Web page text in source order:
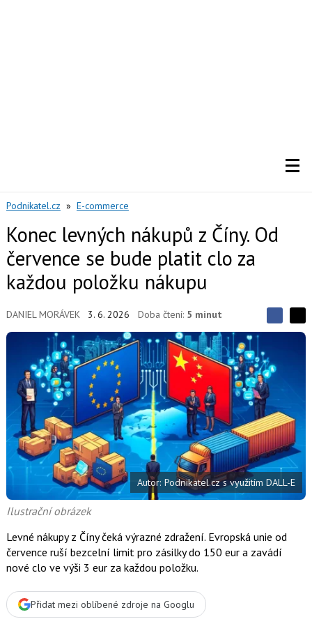
Podnikatel.cz » E-commerce
Konec levných nákupů z Číny. Od
července se bude platit clo za
každou položku nákupu
DANIEL MORÁVEK 3. 6. 2026 Doba čtení: 5 minut
S
í
l
e
t
S
e
e
n
a
F
a
c
e
b
o
o
k
t
X
Autor: Podnikatel.cz s využitím DALL-E
Ilustrační obrázek
Levné nákupy z Číny čeká výrazné zdražení. Evropská unie od
července ruší bezcelní limit pro zásilky do 150 eur a zavádí
nové clo ve výši 3 eur za každou položku.
Přidat mezi oblíbené zdroje na Googlu